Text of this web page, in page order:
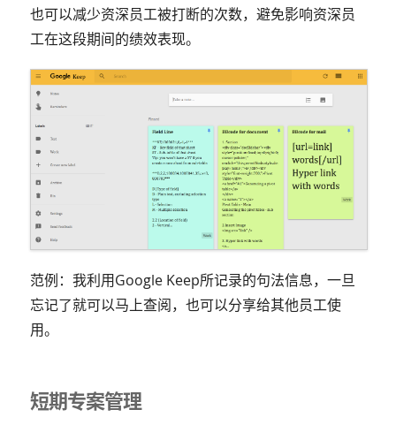
也可以减少资深员工被打断的次数，避免影响资深员
工在这段期间的绩效表现。
范例：我利用Google Keep所记录的句法信息，一旦
忘记了就可以马上查阅，也可以分享给其他员工使
用。
短期专案管理